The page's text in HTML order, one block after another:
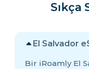
Sıkça
El Salvador
Bir iRoamly El